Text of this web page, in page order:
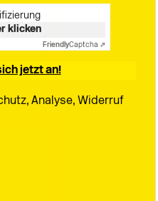
inkl.
Sie
von